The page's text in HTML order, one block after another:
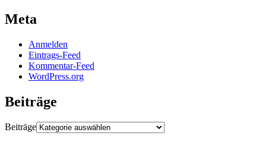
Meta
Anmelden
Eintrags-Feed
Kommentar-Feed
WordPress.org
Beiträge
Beiträge